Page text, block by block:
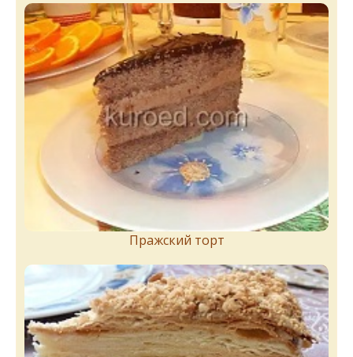
Пражский торт